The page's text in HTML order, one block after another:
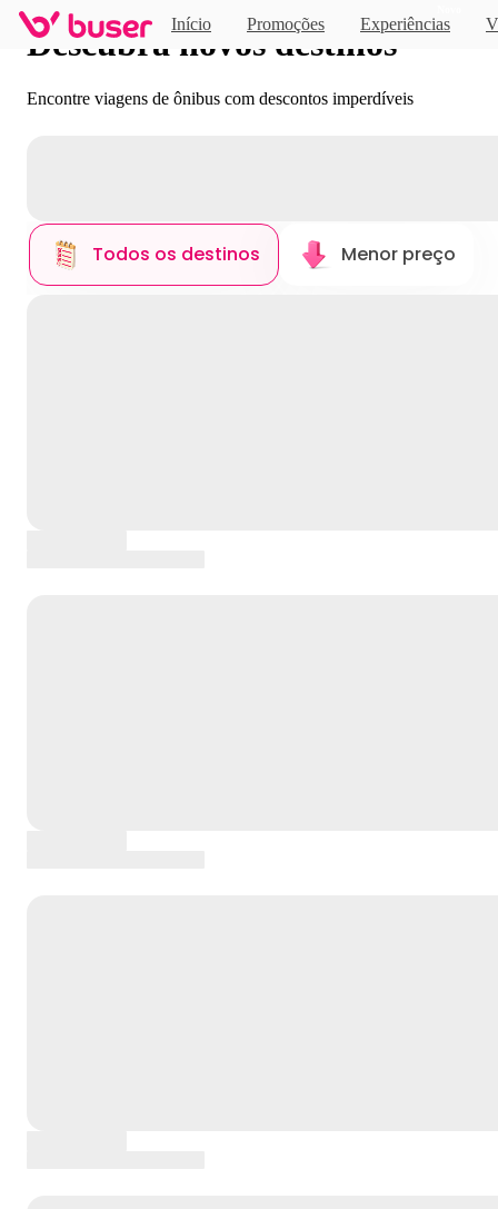
Início Promoções Experiências
Descubra novos destinos
Encontre viagens de ônibus com descontos imperdíveis
Todos os destinos Menor preço